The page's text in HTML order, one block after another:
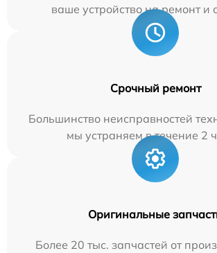
ваше устройство на ремонт и
Срочный ремонт
Большинство неисправностей
мы устраняем в течение 2
Оригинальные
Более 20 тыс. запчастей от